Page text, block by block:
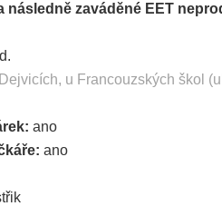
následně zaváděné EET
u Francouzských škol
ano
ano